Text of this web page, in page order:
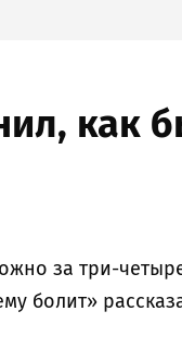
как
за три-
болит»